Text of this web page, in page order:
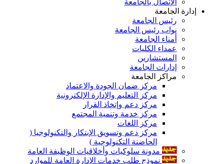
إدارة الجامعة
رئيس الجامعة
نواب رئيس الجامعة
أمناء الجامعة
عمداء الكليات
المستشارين
إدارات الجامعة
مراكز الجامعة
مركز ضمان الجودة والاعتماد
مركز التعليم والإدارة الإلكترونية
مركز دعم وإتخاذ القرار
مركز خدمة وتنمية المجتمع
مركز اللغات
مركز دعم وتسويق الإبتكار والتكنولوجيا (
الحاضنة التكنولوجية )
مدونة سلوكيات وأخلاقيات الوظيفة العامة
نموذج طلب خدمات الإدارة العامة للموارد